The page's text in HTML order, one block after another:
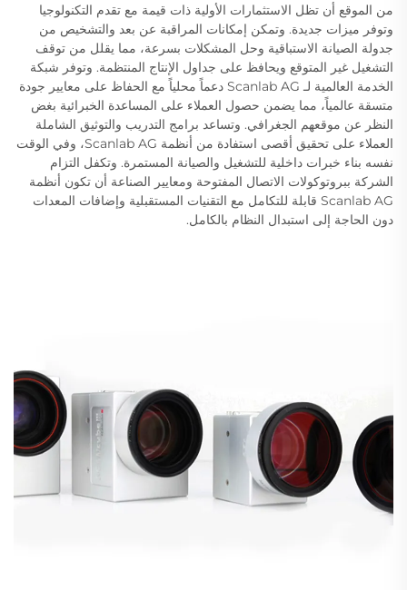
من الموقع أن تظل الاستثمارات الأولية ذات قيمة مع تقدم التكنولوجيا
وتوفر ميزات جديدة. وتمكن إمكانات المراقبة عن بعد والتشخيص من
جدولة الصيانة الاستباقية وحل المشكلات بسرعة، مما يقلل من توقف
التشغيل غير المتوقع ويحافظ على جداول الإنتاج المنتظمة. وتوفر شبكة
الخدمة العالمية لـ Scanlab AG دعماً محلياً مع الحفاظ على معايير جودة
متسقة عالمياً، مما يضمن حصول العملاء على المساعدة الخبرائية بغض
النظر عن موقعهم الجغرافي. وتساعد برامج التدريب والتوثيق الشاملة
العملاء على تحقيق أقصى استفادة من أنظمة Scanlab AG، وفي الوقت
نفسه بناء خبرات داخلية للتشغيل والصيانة المستمرة. وتكفل التزام
الشركة ببروتوكولات الاتصال المفتوحة ومعايير الصناعة أن تكون أنظمة
Scanlab AG قابلة للتكامل مع التقنيات المستقبلية وإضافات المعدات
دون الحاجة إلى استبدال النظام بالكامل.